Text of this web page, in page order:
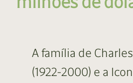
A família de
(1922-2000) e a